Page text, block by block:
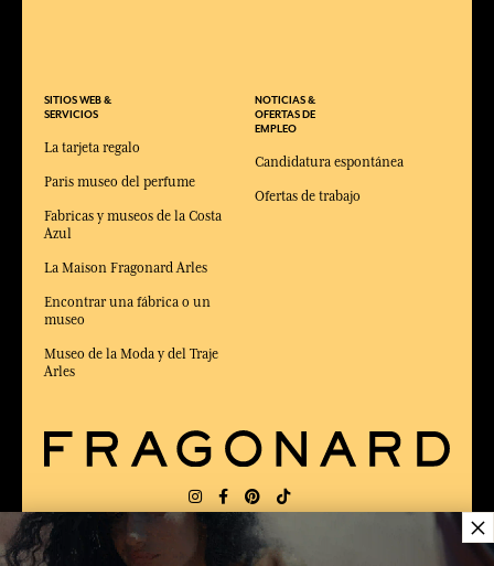
SITIOS WEB &
SERVICIOS
La tarjeta regalo
Paris museo del perfume
Fabricas y museos de la Costa
Azul
La Maison Fragonard Arles
Encontrar una fábrica o un
museo
Museo de la Moda y del Traje
Arles
NOTICIAS &
OFERTAS DE
EMPLEO
Candidatura espontánea
Ofertas de trabajo
ENTREGA: IDIOMA:
×